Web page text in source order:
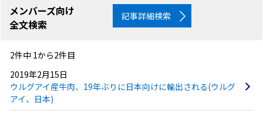
メンバーズ向け
全文検索
記事詳細検索
2件中 1から2件目
2019年2月15日
ウルグアイ産牛肉、19年ぶりに日本向けに輸出される(ウルグ
アイ、日本)